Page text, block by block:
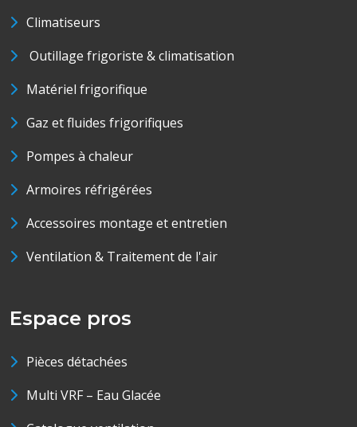
Climatiseurs
Outillage frigoriste & climatisation
Matériel frigorifique
Gaz et fluides frigorifiques
Pompes à chaleur
Armoires réfrigérées
Accessoires montage et entretien
Ventilation & Traitement de l'air
Espace pros
Pièces détachées
Multi VRF – Eau Glacée